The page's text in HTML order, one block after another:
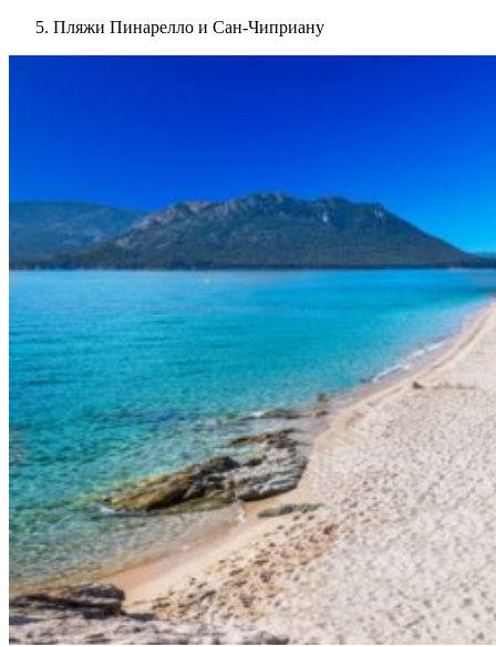
Пляжи Пинарелло и Сан-Чиприану